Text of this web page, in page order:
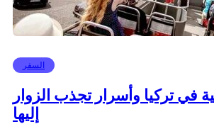
السفر
في تركيا وأسرار تجذب الزوار
إليها